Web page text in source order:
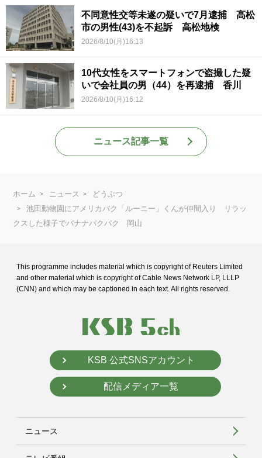
不同意性交等未遂の疑いで7月逮捕 高松
市の男性(43)を不起訴 高松地検
2026/8/10(月)16:13
10代女性をスマートフォンで盗撮した疑
いで会社員の男（44）を再逮捕 香川
2026/8/10(月)16:12
ニュース記事一覧
ホーム ニュース
どうぶつ
池田動物園にアメリカバク「ルーニー」くんが仲間入り リラッ
クスした様子でバナナパクパク 岡山
This programme includes material which is copyright of Reuters Limited
and other material which is copyright of Cable News Network LP, LLLP
(CNN) and which may be captioned in each text. All rights reserved.
KSB 公式SNSアカウント
配信メディア一覧
ニュース